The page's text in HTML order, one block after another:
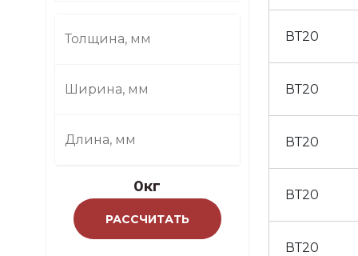
0кг
РАССЧИТАТЬ
ВТ20
ВТ20
ВТ20
ВТ20
ВТ20